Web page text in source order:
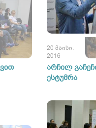
20 მაისი.
2016
არჩილ
ესტუმრა